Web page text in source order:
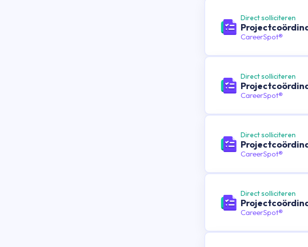
Direct solliciteren
CareerSpot®
Direct solliciteren
CareerSpot®
Direct solliciteren
CareerSpot®
Direct solliciteren
CareerSpot®